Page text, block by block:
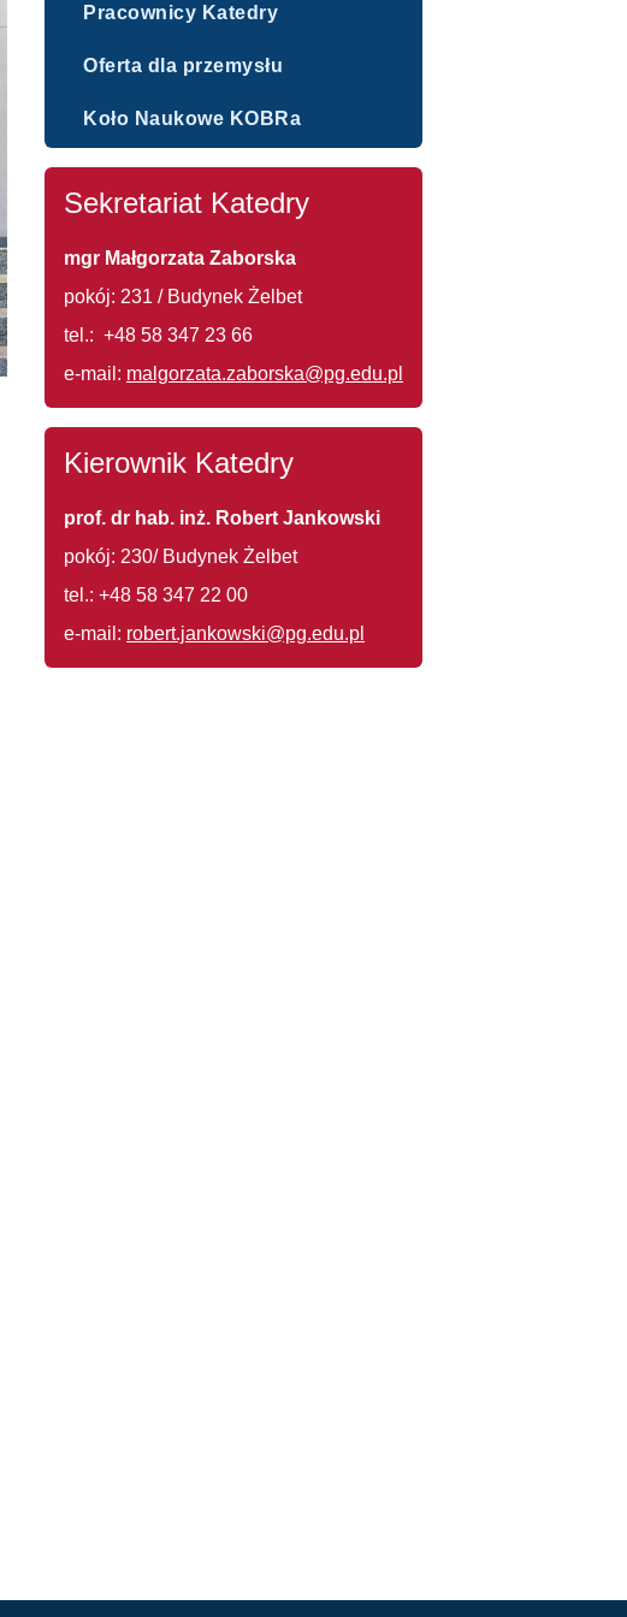
Pracownicy Katedry
Oferta dla przemysłu
Koło Naukowe KOBRa
Sekretariat Katedry
mgr Małgorzata Zaborska
pokój: 231 / Budynek Żelbet
tel.: +48 58 347 23 66
e-mail: malgorzata.zaborska@pg.edu.pl
Kierownik Katedry
prof. dr hab. inż. Robert Jankowski
pokój: 230/ Budynek Żelbet
tel.: +48 58 347 22 00
e-mail: robert.jankowski@pg.edu.pl